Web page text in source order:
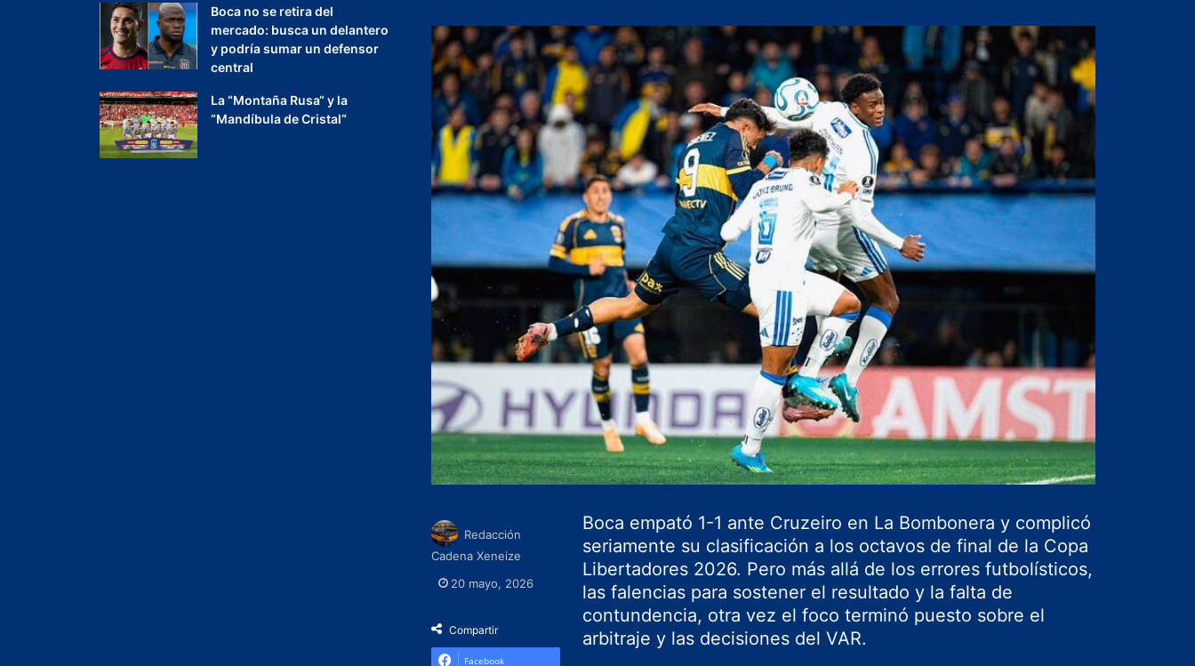
Boca empató 1-1 ante Cruzeiro en La Bombonera y complicó
seriamente su clasificación a los octavos de final de la Copa
Libertadores 2026. Pero más allá de los errores futbolísticos,
las falencias para sostener el resultado y la falta de
contundencia, otra vez el foco terminó puesto sobre el
arbitraje y las decisiones del VAR.
Redacción
Cadena Xeneize
20 mayo, 2026
Compartir
Facebook
Boca no se retira del
mercado: busca un delantero
y podría sumar un defensor
central
La “Montaña Rusa“ y la
“Mandíbula de Cristal“